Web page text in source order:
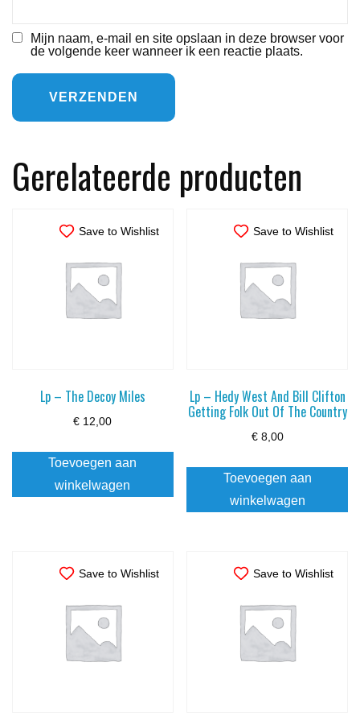
Mijn naam, e-mail en site opslaan in deze browser voor
de volgende keer wanneer ik een reactie plaats.
Gerelateerde producten
Save to Wishlist
Lp – The Decoy Miles
€ 12,00
Toevoegen aan
winkelwagen
Save to Wishlist
Lp – Hedy West And Bill Clifton
Getting Folk Out Of The Country
€8,00
Toevoegen aan
winkelwagen
Save to Wishlist Save to Wishlist